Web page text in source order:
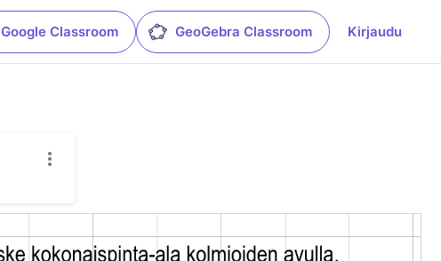
Google Classroom GeoGebra Classroom Kirjaudu